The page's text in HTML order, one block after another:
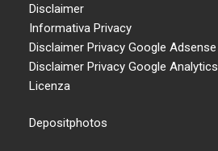
Disclaimer
Informativa Privacy
Disclaimer Privacy Google Adsense
Disclaimer Privacy Google Analytics
Licenza
Depositphotos